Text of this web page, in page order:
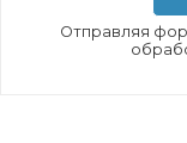
Отправляя